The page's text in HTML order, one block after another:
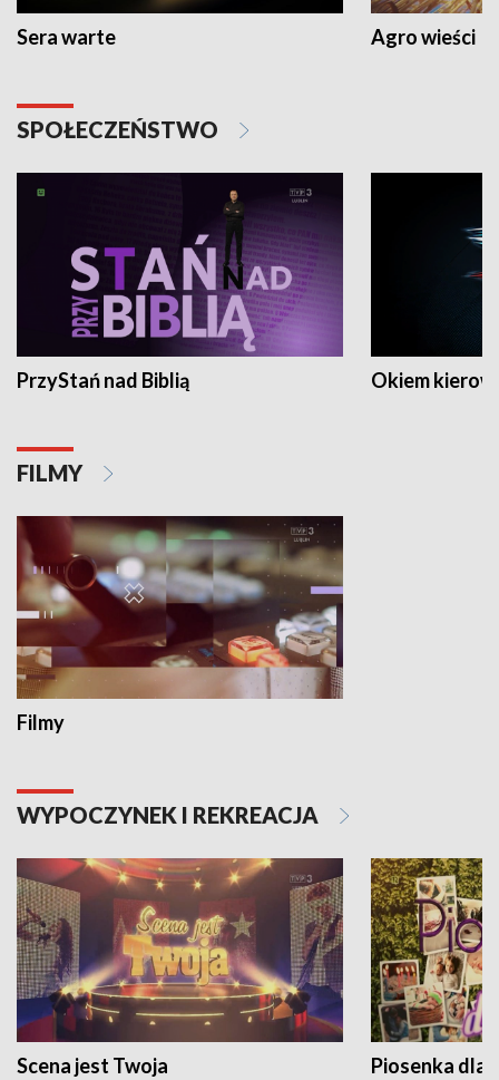
Sera warte Agro wieści
SPOŁECZEŃSTWO
PrzyStań nad Biblią Okiem
FILMY
Filmy
WYPOCZYNEK I REKREACJA
Scena jest Twoja Piosenka dla